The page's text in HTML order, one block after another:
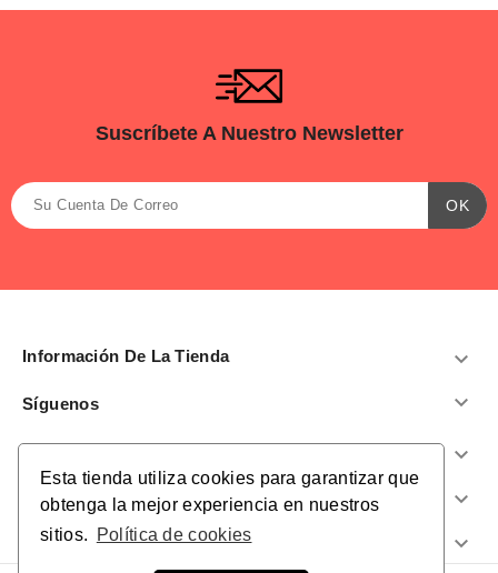
Esta tienda utiliza cookies para garantizar que
obtenga la mejor experiencia en nuestros
sitios.
Política de cookies
Suscríbete A Nuestro Newsletter
Información De La Tienda 
Síguenos 

Nuestra Empresa 
¿Te Ayudamos? 